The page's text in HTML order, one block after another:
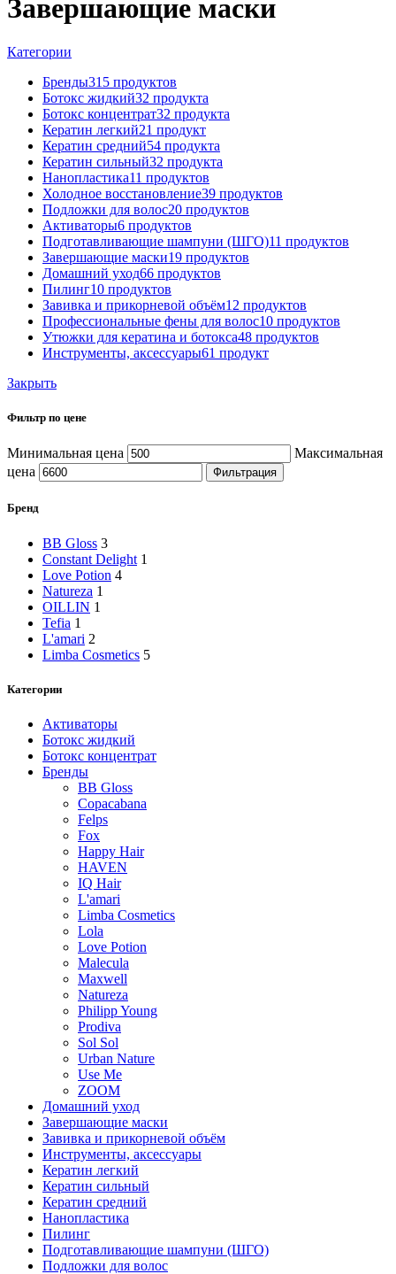
Завершающие маски
Категории
Бренды315 продуктов
Ботокс жидкий32 продукта
Ботокс концентрат32 продукта
Кератин легкий21 продукт
Кератин средний54 продукта
Кератин сильный32 продукта
Нанопластика11 продуктов
Холодное восстановление39 продуктов
Подложки для волос20 продуктов
Активаторы6 продуктов
Подготавливающие шампуни (ШГО)11 продуктов
Завершающие маски19 продуктов
Домашний уход66 продуктов
Пилинг10 продуктов
Завивка и прикорневой объём12 продуктов
Профессиональные фены для волос10 продуктов
Утюжки для кератина и ботокса48 продуктов
Инструменты, аксессуары61 продукт
Закрыть
Фильтр по цене
Минимальная цена
Максимальная
цена
Фильтрация
Бренд
BB Gloss 3
Constant Delight 1
Love Potion 4
Natureza 1
OILLIN 1
Tefia 1
L'amari 2
Limba Cosmetics 5
Категории
Активаторы
Ботокс жидкий
Ботокс концентрат
Бренды
BB Gloss
Copacabana
Felps
Fox
Happy Hair
HAVEN
IQ Hair
L'amari
Limba Cosmetics
Lola
Love Potion
Malecula
Maxwell
Natureza
Philipp Young
Prodiva
Sol Sol
Urban Nature
Use Me
ZOOM
Домашний уход
Завершающие маски
Завивка и прикорневой объём
Инструменты, аксессуары
Кератин легкий
Кератин сильный
Кератин средний
Нанопластика
Пилинг
Подготавливающие шампуни (ШГО)
Подложки для волос